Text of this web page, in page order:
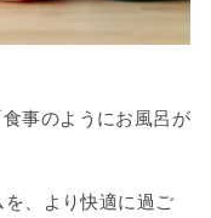
事のようにお風呂が
、より快適に過ご